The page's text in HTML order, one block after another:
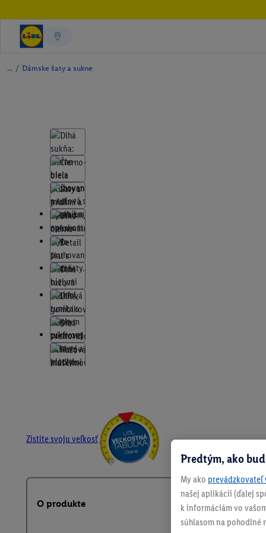
/ Dámske šaty a sukne
Zistite svoju veľkosť
O produkte
Predtým, ako
My ako prevádzkovateľ
našej aplikácii (ďalej
k informáciám vo
súhlasom na pohodlné